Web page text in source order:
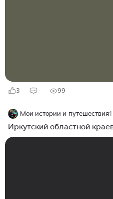
3 99
Мои истории и путешествия
Иркутский областной